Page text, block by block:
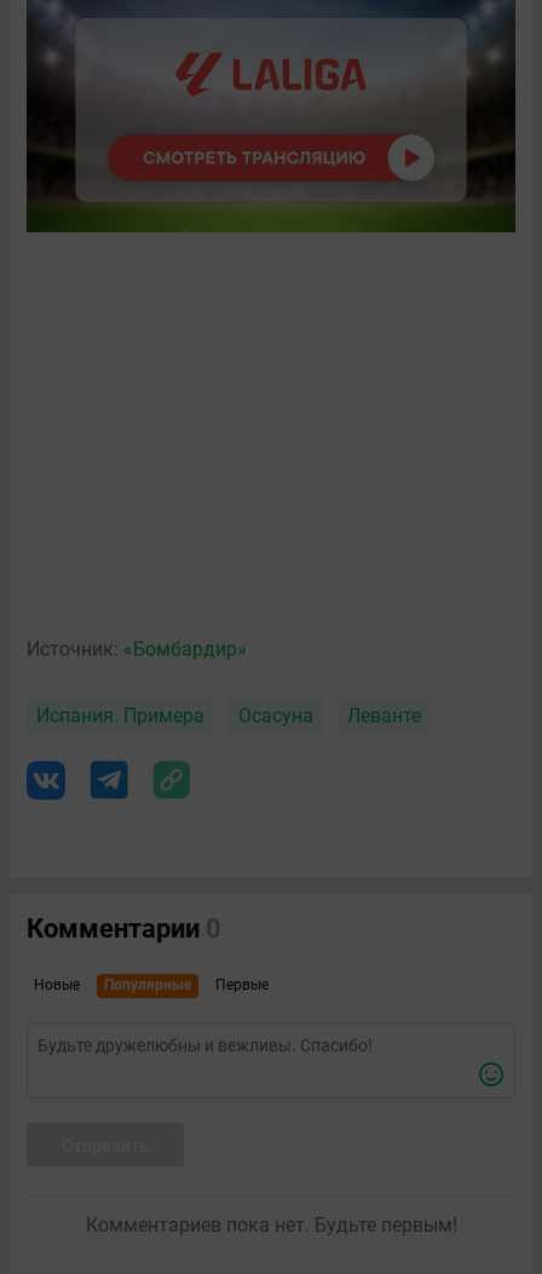
Источник: «Бомбардир»
Испания. Примера Осасуна Леванте
Комментарии 0
Новые Популярные Первые
Комментариев пока нет. Будьте первым!